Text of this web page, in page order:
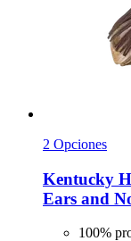
2 Opciones
Kentucky
Ears and
100%